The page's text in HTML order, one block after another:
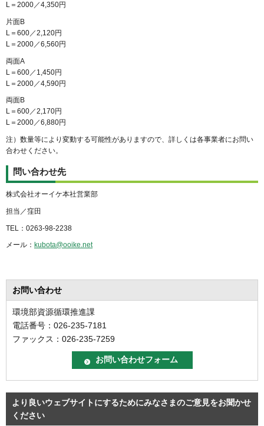
L＝2000／4,350円
片面B
L＝600／2,120円
L＝2000／6,560円
両面A
L＝600／1,450円
L＝2000／4,590円
両面B
L＝600／2,170円
L＝2000／6,880円
注）数量等により変動する可能性がありますので、詳しくは各事業者にお問い
合わせください。
問い合わせ先
株式会社オーイケ本社営業部
担当／窪田
TEL：0263-98-2238
メール： kubota@ooike.net
お問い合わせ
環境部資源循環推進課
電話番号：026-235-7181
ファックス：026-235-7259
より良いウェブサイトにするためにみなさまのご意見をお聞かせ
ください